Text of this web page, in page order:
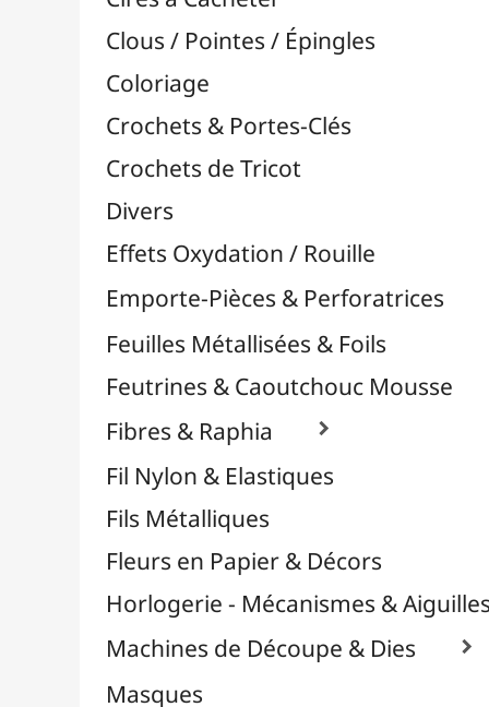
Masques
Massicots & Lames
Oeillets & Rivets
Petites Pinces
Plantes & Jardin
Plastique Fou
Poncage / Émeri
Quilling / Pliage
Reliure & Cinch
Sable, Strass & Paillettes 
Savons
Serviettes
Sublimation
Tampons et Encreurs 
Washi Tape / Masking Tape
EFCOLOR - Émaux à Froid
Médiums, Vernis & Colles
Modelage / Sculpture
Peintures / Couleurs